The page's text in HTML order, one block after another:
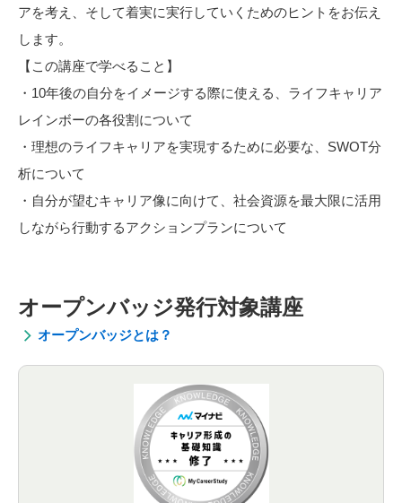
アを考え、そして着実に実行していくためのヒントをお伝え
します。
【この講座で学べること】
・10年後の自分をイメージする際に使える、ライフキャリア
レインボーの各役割について
・理想のライフキャリアを実現するために必要な、SWOT分
析について
・自分が望むキャリア像に向けて、社会資源を最大限に活用
しながら行動するアクションプランについて
オープンバッジ発行対象講座
オープンバッジとは？